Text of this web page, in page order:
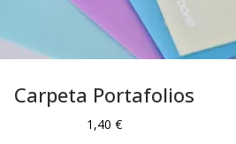
Carpeta Portafolios
1,40€